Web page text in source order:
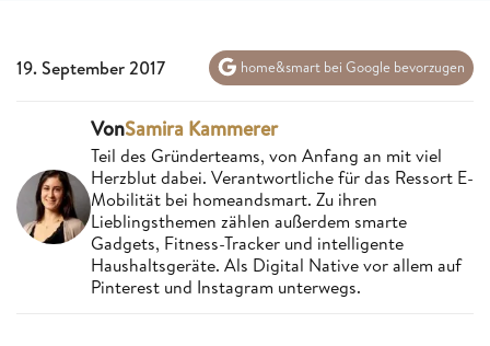
19. September 2017 home&smart bei Google bevorzugen
VonSamira Kammerer
Teil des Gründerteams, von Anfang an mit viel
Herzblut dabei. Verantwortliche für das Ressort E-
Mobilität bei homeandsmart. Zu ihren
Lieblingsthemen zählen außerdem smarte
Gadgets, Fitness-Tracker und intelligente
Haushaltsgeräte. Als Digital Native vor allem auf
Pinterest und Instagram unterwegs.